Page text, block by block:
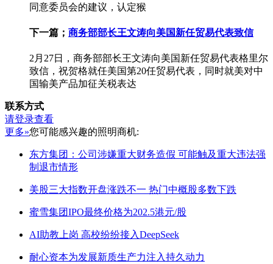
同意委员会的建议，认定猴
下一篇； 商务部部长王文涛向美国新任贸易代表致信
2月27日，商务部部长王文涛向美国新任贸易代表格里尔
致信，祝贺格就任美国第20任贸易代表，同时就美对中
国输美产品加征关税表达
联系方式
请登录查看
更多»您可能感兴趣的照明商机:
东方集团：公司涉嫌重大财务造假 可能触及重大违法强
制退市情形
美股三大指数开盘涨跌不一 热门中概股多数下跌
蜜雪集团IPO最终价格为202.5港元/股
AI助教上岗 高校纷纷接入DeepSeek
耐心资本为发展新质生产力注入持久动力